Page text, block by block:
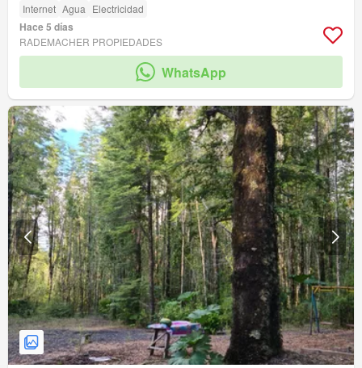
Internet Agua Electricidad
Hace 5 días
RADEMACHER PROPIEDADES
WhatsApp